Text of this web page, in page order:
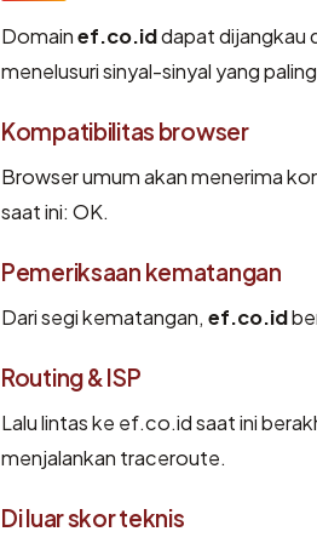
Domainef.co.iddapat dijangkau
menelusuri sinyal-sinyal yang
Kompatibilitas browser
Browser umum akan menerima
saat ini: OK.
Pemeriksaan kematangan
Dari segi kematangan, ef.co.id
Routing & ISP
Lalu lintas ke ef.co.id saat ini
menjalankan traceroute.
Di luar skor teknis